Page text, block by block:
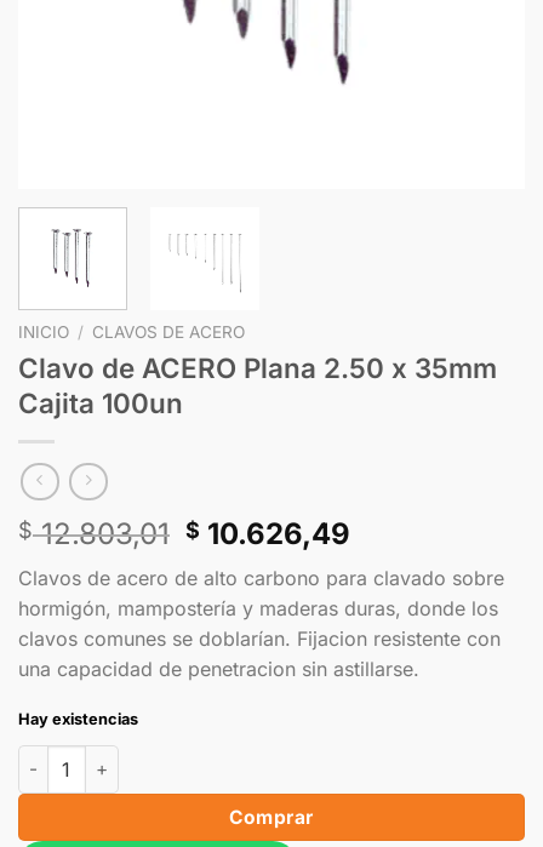
INICIO / CLAVOS DE ACERO
Clavo de ACERO Plana 2.50 x 35mm
Cajita 100un
$12.803,01 $ 10.626,49
Clavos de acero de alto carbono para clavado sobre
hormigón, mampostería y maderas duras, donde los
clavos comunes se doblarían. Fijacion resistente con
una capacidad de penetracion sin astillarse.
Hay existencias
Comprar